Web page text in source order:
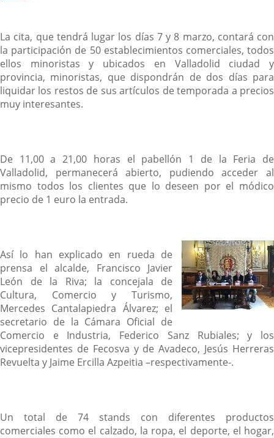
La cita, que tendrá lugar los días 7 y 8 marzo, contará con
la participación de 50 establecimientos comerciales, todos
ellos minoristas y ubicados en Valladolid ciudad y
provincia, minoristas, que dispondrán de dos días para
liquidar los restos de sus artículos de temporada a precios
muy interesantes.
De 11,00 a 21,00 horas el pabellón 1 de la Feria de
Valladolid, permanecerá abierto, pudiendo acceder al
mismo todos los clientes que lo deseen por el módico
precio de 1 euro la entrada.
Así lo han explicado en rueda de
prensa el alcalde, Francisco Javier
León de la Riva; la concejala de
Cultura, Comercio y Turismo,
Mercedes Cantalapiedra Álvarez; el
secretario de la Cámara Oficial de
Comercio e Industria, Federico Sanz Rubiales; y los
vicepresidentes de Fecosva y de Avadeco, Jesús Herreras
Revuelta y Jaime Ercilla Azpeitia –respectivamente-.
Un total de 74 stands con diferentes productos
comerciales como el calzado, la ropa, el deporte, el hogar,